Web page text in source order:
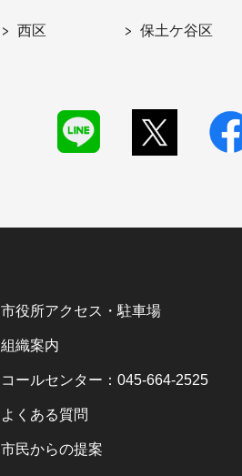
西区 保土ケ谷区
市役所アクセス・駐車場
組織案内
コールセンター：045-664-2525
よくある質問
市民からの提案